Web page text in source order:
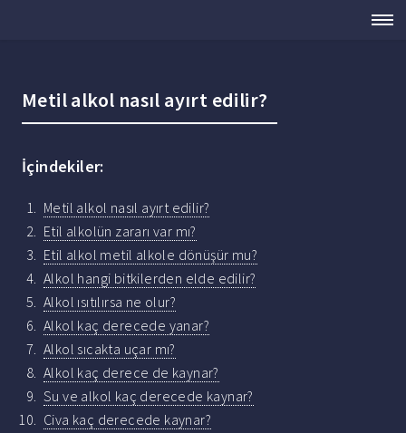
Metil alkol nasıl ayırt edilir?
İçindekiler:
Metil alkol nasıl ayırt edilir?
Etil alkolün zararı var mı?
Etil alkol metil alkole dönüşür mu?
Alkol hangi bitkilerden elde edilir?
Alkol ısıtılırsa ne olur?
Alkol kaç derecede yanar?
Alkol sıcakta uçar mı?
Alkol kaç derece de kaynar?
Su ve alkol kaç derecede kaynar?
Civa kaç derecede kaynar?